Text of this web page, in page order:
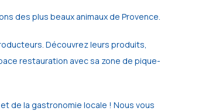
des plus beaux animaux de Provence.
Découvrez leurs produits,
restauration avec sa zone de pique-
de la gastronomie locale ! Nous vous